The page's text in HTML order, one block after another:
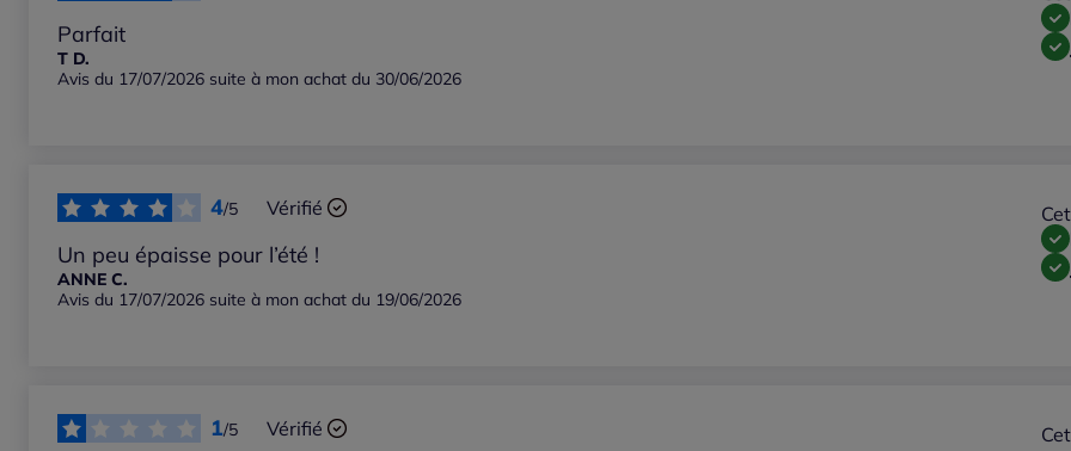
Les plus anciens
Parfait
T D.
Avis du 17/07/2026 suite à mon achat du 30/06/2026
4/5 Vérifié
Un peu épaisse pour l’été !
ANNE C.
Avis du 17/07/2026 suite à mon achat du 19/06/2026
1/5 Vérifié